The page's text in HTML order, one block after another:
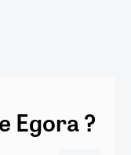
Egora ?